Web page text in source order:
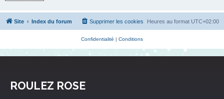
Site Index du forum Heures au format UTC+02:00
Supprimer les cookies
Confidentialité | Conditions
ROULEZ ROSE